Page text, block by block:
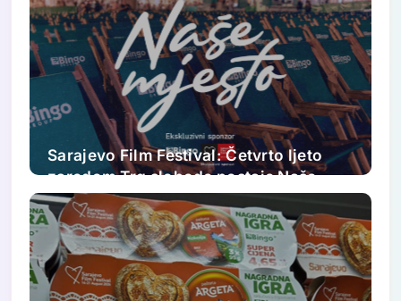
Sarajevo Film Festival: Četvrto ljeto
zaredom Trg slobode postaje Naše
mjesto – Bingo Ljetno kino Tuzla